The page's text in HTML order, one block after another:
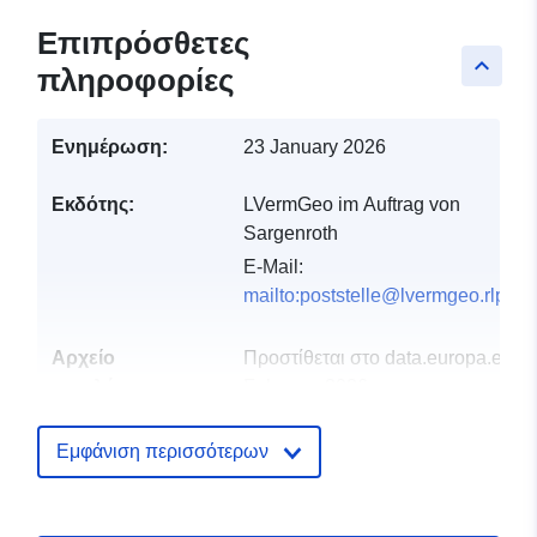
keyboard_arrow_up
Επιπρόσθετες
πληροφορίες
Ενημέρωση: 23 January 2026
Εκδότης:
LVermGeo im Auftrag von
Sargenroth
E-Mail:
mailto:poststelle@lvermgeo.rlp.de
Αρχείο
Προστίθεται στο data.europa.eu:
26 April 2026
Εμφάνιση περισσότερων